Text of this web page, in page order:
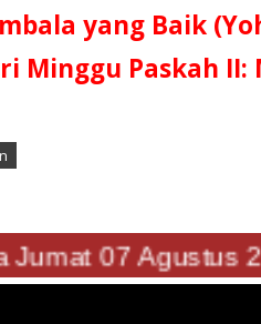
yang Baik
Minggu Paskah
Jumat 07